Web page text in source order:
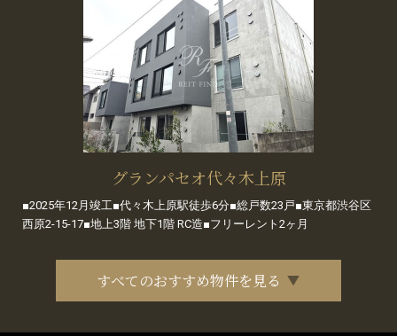
グランパセオ代々木上原
■2025年12月竣工■代々木上原駅徒歩6分■総戸数23戸■東京都渋谷区
西原2-15-17■地上3階 地下1階 RC造■フリーレント2ヶ月
すべてのおすすめ物件を見る